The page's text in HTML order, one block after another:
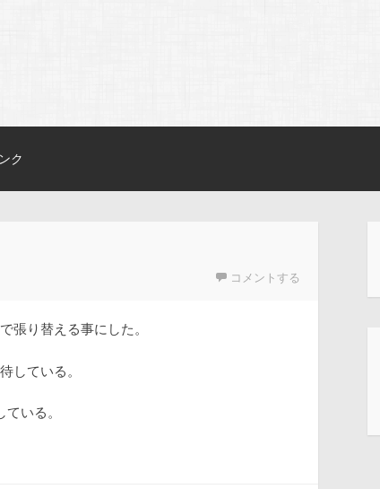
ク
コメントする
張り替える事にした。
している。
いる。